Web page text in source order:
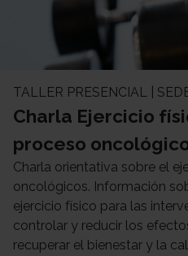
TALLER PRESENCIAL |
Charla Ejercicio
proceso
Charla orientativa sobre el
oncológicos. Información
ejercicio físico para las
controlar y reducir los
recuperar el bienestar y la